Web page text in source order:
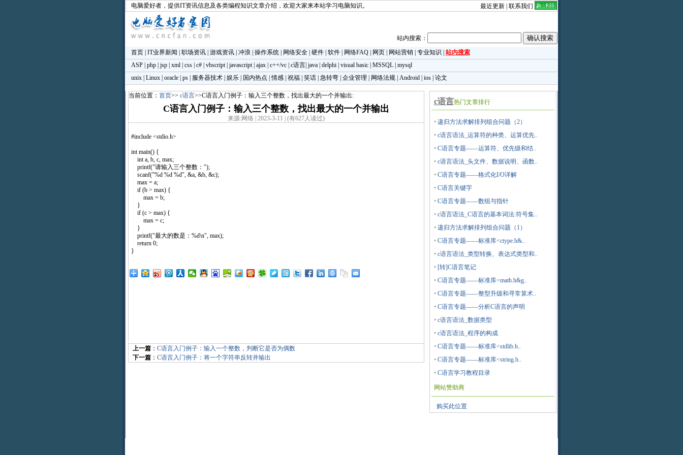
电脑爱好者 ，提供IT资讯信息及各类编程知识文章介绍，欢迎大家来本站学习电脑知识。 最近更新 联系我们
站内搜索：
首页| IT业界新闻 职场资讯| 游戏资讯| 冲浪 操作系统| 网络安全| 硬件| 软件| 网络FAQ| 网页| 网站营销| 专业知识
站内搜索
ASP| php| jsp| xml| css| c#| vbscript| javascript| ajax| c++/vc| c语言| java| delphi| visual basic| MSSQL| mysql
unix| Linux| oracle| ps| 服务器技术| 娱乐| 国内热点 |情感| 祝福| 笑话| 急转弯| 企业管理 网络法规| Android| ios| 论文
当前位置： 首页>> c语言>>C语言入门例子：输入三个整数，找出最大的一个并输出:
C语言入门例子：输入三个整数，找出最大的一个并输出
来源:网络 | 2023-3-11 | (有627人读过)
#include <stdio.h>
int main() {
int a, b, c, max;
printf("请输入三个整数：");
scanf("%d %d %d", &a, &b, &c);
max = a;
if (b > max) {
max = b;
}
if (c > max) {
max = c;
}
printf("最大的数是：%d\n", max);
return 0;
}
上一篇 ： C语言入门例子：输入一个整数，判断它是否为偶数
下一篇 ： C语言入门例子：将一个字符串反转并输出
c语言热门文章排行
• 递归方法求解排列组合问题（2）
• c语言语法_运算符的种类、运算优先..
• C语言专题——运算符、优先级和结..
• c语言语法_头文件、数据说明、函数..
• C语言专题——格式化I/O详解
• C语言关键字
• C语言专题——数组与指针
• c语言语法_C语言的基本词法:符号集..
• 递归方法求解排列组合问题（1）
• C语言专题——标准库<ctype.h&..
• c语言语法_类型转换、表达式类型和..
• [转]C语言笔记
• C语言专题——标准库<math.h&g..
• C语言专题——整型升级和寻常算术..
• C语言专题——分析C语言的声明
• c语言语法_数据类型
• c语言语法_程序的构成
• C语言专题——标准库<stdlib.h..
• C语言专题——标准库<string.h..
• C语言学习教程目录
网站赞助商
购买此位置